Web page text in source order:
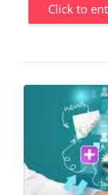
Click to